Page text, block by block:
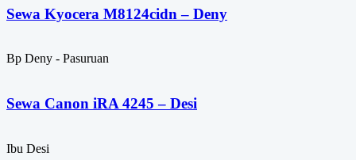
Sewa Kyocera M8124cidn – Deny
Bp Deny - Pasuruan
Sewa Canon iRA 4245 – Desi
Ibu Desi